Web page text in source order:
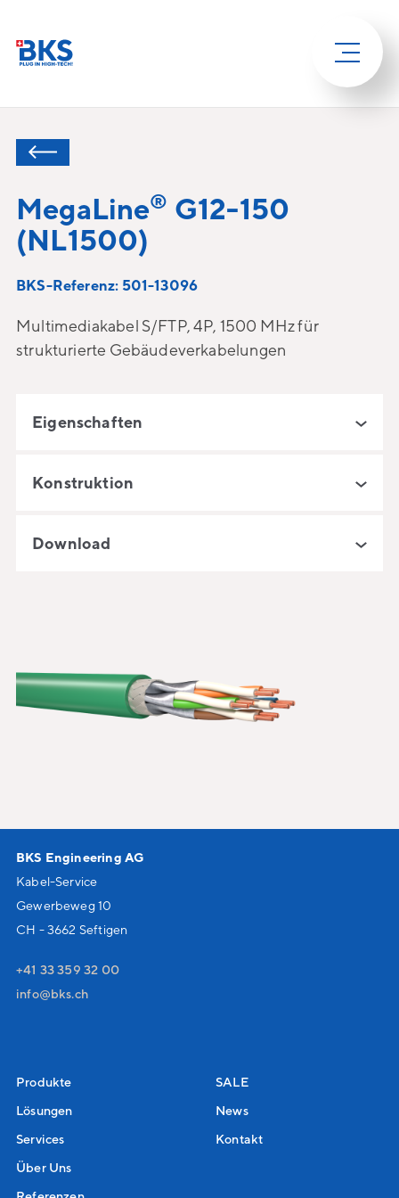
MegaLine® G12-150
(NL1500)
BKS-Referenz: 501-13096
Multimediakabel S/FTP, 4P, 1500 MHz für
strukturierte Gebäudeverkabelungen
Eigenschaften
Konstruktion
Download
BKS Engineering AG
Kabel-Service
Gewerbeweg 10
CH - 3662 Seftigen
+41 33 359 32 00
nf
bks ch
Produkte
Lösungen
Services
Über Uns
SALE
News
Kontakt